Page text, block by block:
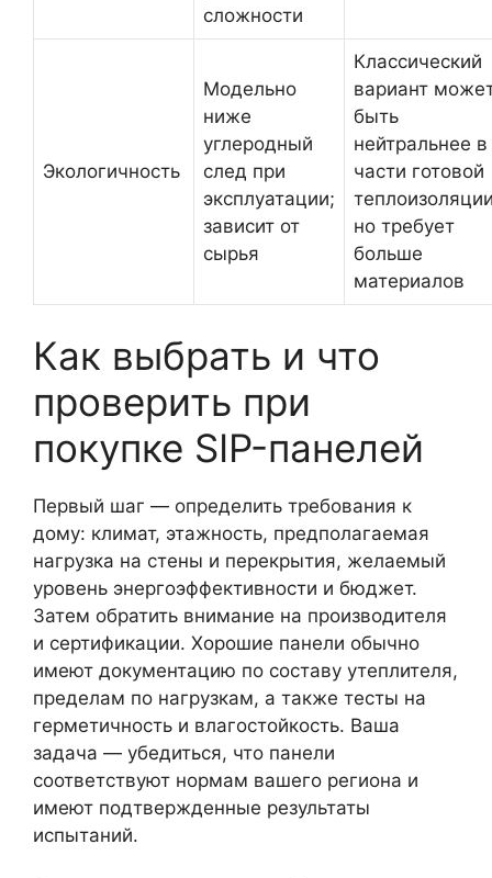
сложности
Экологичность
Модельно
ниже
углеродный
след при
эксплуатации;
зависит от
сырья
Классический
вариант
быть
нейтральнее в
части готовой
но требует
больше
материалов
Как выбрать и что
проверить при
покупке SIP-панелей
Первый шаг — определить требования к
дому: климат, этажность, предполагаемая
нагрузка на стены и перекрытия, желаемый
уровень энергоэффективности и бюджет.
Затем обратить внимание на производителя
и сертификации. Хорошие панели обычно
имеют документацию по составу утеплителя,
пределам по нагрузкам, а также тесты на
герметичность и влагостойкость. Ваша
задача — убедиться, что панели
соответствуют нормам вашего региона и
имеют подтвержденные результаты
испытаний.